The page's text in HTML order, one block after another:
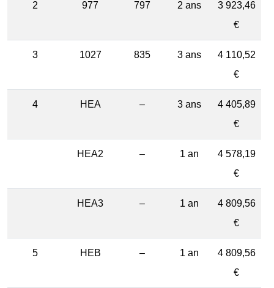
2 977 797 2 ans
3 923,46
€
3 1027 835 3 ans
4 110,52
€
4 HEA – 3 ans
4 405,89
€
HEA2 – 1 an
4 578,19
€
HEA3 – 1 an
4 809,56
€
5 HEB – 1 an
4 809,56
€